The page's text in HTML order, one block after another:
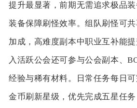
提升最显著，前期无需追求极品
装备保障刷怪效率。组队刷怪可
加成，高难度副本中职业互补能
入活跃公会还可参与公会副本、
经验与稀有材料。日常任务每日
金币刷新星级，优先完成五星任